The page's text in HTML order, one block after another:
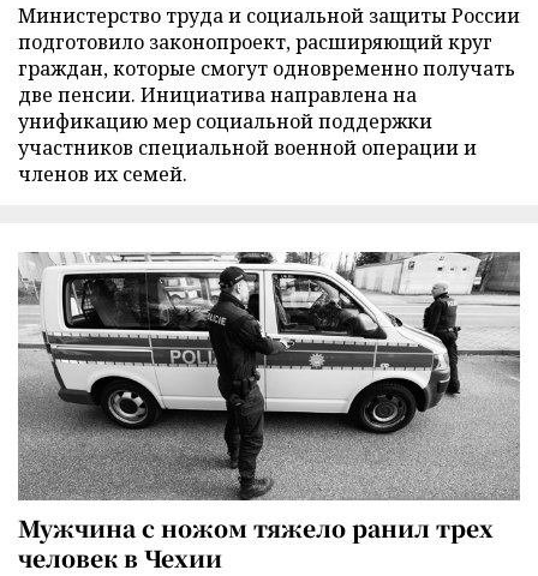
Министерство труда и социальной защиты России
подготовило законопроект, расширяющий круг
граждан, которые смогут одновременно получать
две пенсии. Инициатива направлена на
унификацию мер социальной поддержки
участников специальной военной операции и
членов их семей.
Мужчина с ножом тяжело ранил трех
человек в Чехии